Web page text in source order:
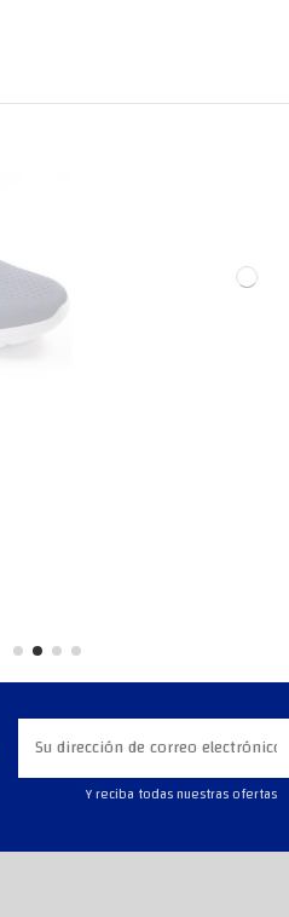
Y reciba todas nuestras ofertas